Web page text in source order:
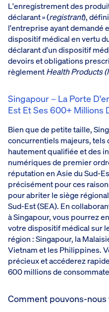
L'enregistrement des
déclarant » (registrant),
l'entreprise ayant demandé
dispositif médical en vertu
déclarant d'un dispositif
devoirs et obligations
règlementHealth Products
Singapour – La Porte
Est Et Ses 600+ Millions
Bien que de petite taille,
concurrentiels majeurs,
hautement qualifiée et des
numériques de premier
réputation en Asie du Sud-
précisément pour ces
pour abriter le siège
Sud-Est (SEA). En
à Singapour, vous pourrez
votre dispositif médical sur
région : Singapour, la
Vietnam et les Philippines.
précieux et accéderez
600 millions de
Comment pouvons-nous